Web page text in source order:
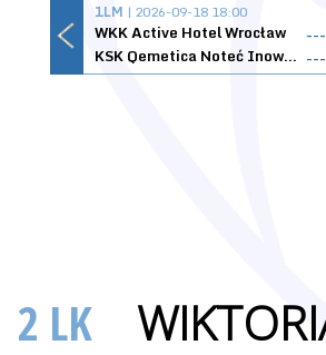
1LM | 2026-09-18 18:00
WKK Active Hotel Wrocław
---
KSK Qemetica Noteć Inowrocław ---
2 LK